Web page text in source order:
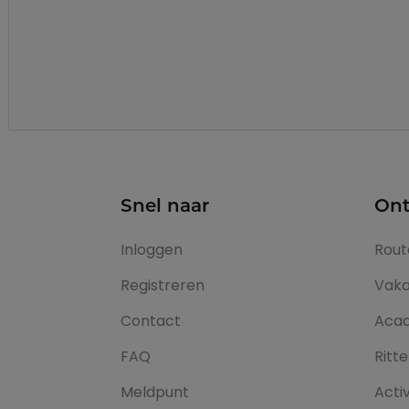
Snel naar
Inloggen
Registreren
Contact
FAQ
Meldpunt